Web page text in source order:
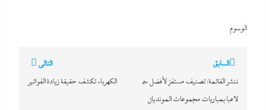
الوسوم
تصفّح
المقالات
السابق
ننشر القائمة: تصنيف مستفز لأفضل 50
لاعبا بمباريات مجموعات المونديال
التالي
الكهرباء تكشف حقيقة زيادة الفواتير